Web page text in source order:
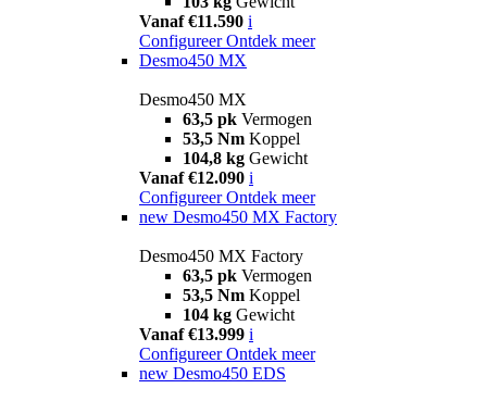
Vanaf €11.590 i
Configureer Ontdek meer
Desmo450 MX
Desmo450 MX
63,5 pk Vermogen
53,5 Nm Koppel
104,8 kg Gewicht
Vanaf €12.090 i
Configureer Ontdek meer
new Desmo450 MX Factory
Desmo450 MX Factory
63,5 pk Vermogen
53,5 Nm Koppel
104 kg Gewicht
Vanaf €13.999 i
Configureer Ontdek meer
new Desmo450 EDS